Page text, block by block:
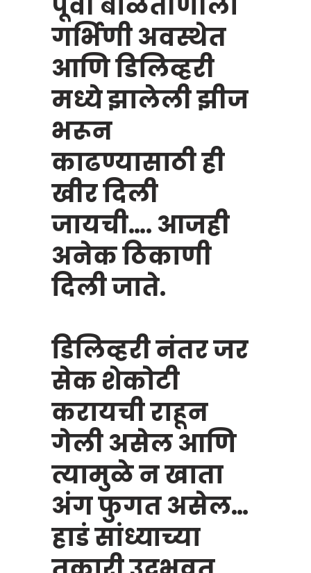
गर्भिणी अवस्थेत
आणि डिलिव्हरी
मध्ये झालेली झीज
भरून
काढण्यासाठी ही
खीर दिली
जायची…. आजही
अनेक ठिकाणी
दिली जाते.
डिलिव्हरी नंतर जर
सेक शेकोटी
करायची राहून
गेली असेल आणि
त्यामुळे न खाता
अंग फुगत असेल…
हाडं सांध्याच्या